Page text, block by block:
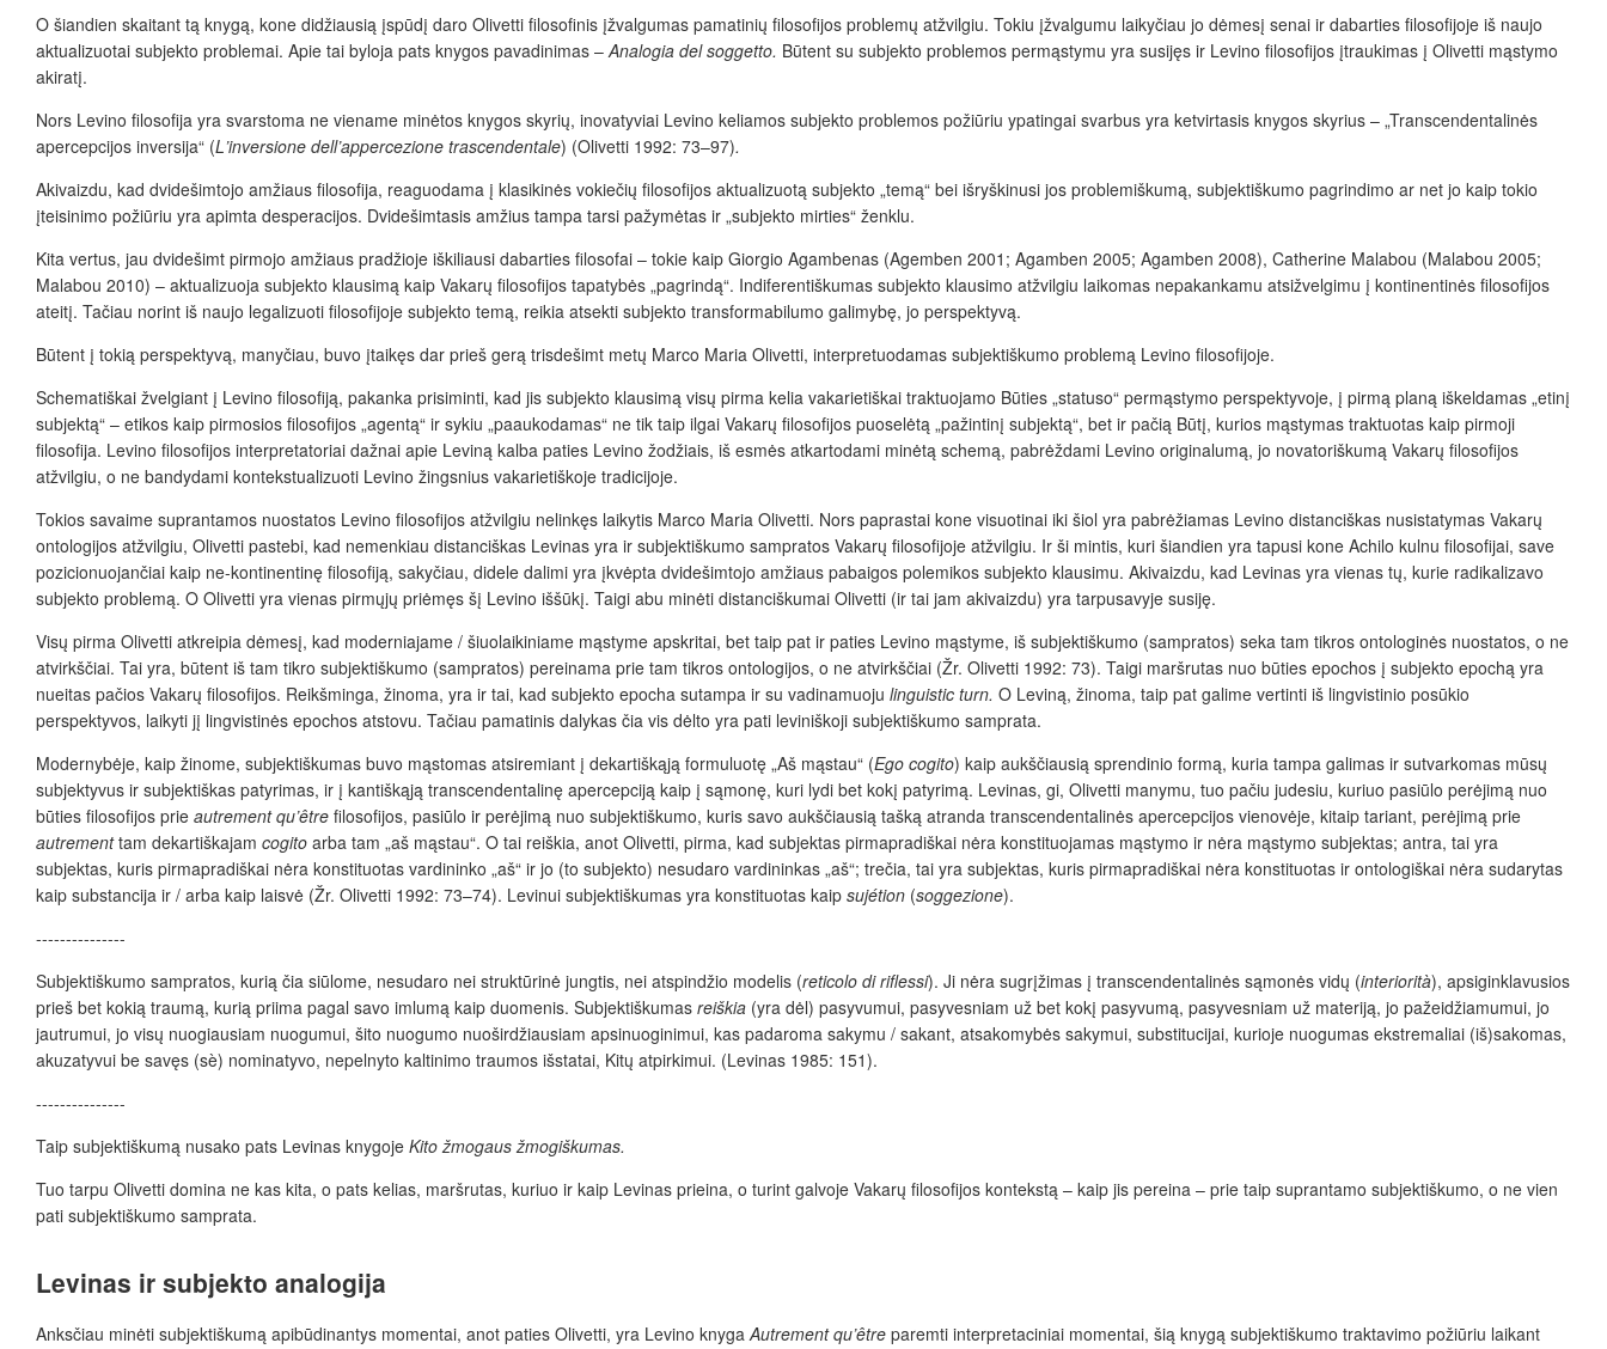
O šiandien skaitant tą knygą, kone didžiausią įspūdį daro Olivetti filosofinis įžvalgumas pamatinių filosofijos problemų atžvilgiu. Tokiu įžvalgumu laikyčiau jo dėmesį senai ir dabarties filosofijoje iš naujo
aktualizuotai subjekto problemai. Apie tai byloja pats knygos pavadinimas – Analogia del soggetto. Būtent su subjekto problemos permąstymu yra susijęs ir Levino filosofijos įtraukimas į Olivetti mąstymo
akiratį.
Nors Levino filosofija yra svarstoma ne viename minėtos knygos skyrių, inovatyviai Levino keliamos subjekto problemos požiūriu ypatingai svarbus yra ketvirtasis knygos skyrius – „Transcendentalinės
apercepcijos inversija“ (L’inversione dell’appercezione trascendentale) (Olivetti 1992: 73–97).
Akivaizdu, kad dvidešimtojo amžiaus filosofija, reaguodama į klasikinės vokiečių filosofijos aktualizuotą subjekto „temą“ bei išryškinusi jos problemiškumą, subjektiškumo pagrindimo ar net jo kaip tokio
įteisinimo požiūriu yra apimta desperacijos. Dvidešimtasis amžius tampa tarsi pažymėtas ir „subjekto mirties“ ženklu.
Kita vertus, jau dvidešimt pirmojo amžiaus pradžioje iškiliausi dabarties filosofai – tokie kaip Giorgio Agambenas (Agemben 2001; Agamben 2005; Agamben 2008), Catherine Malabou (Malabou 2005;
Malabou 2010) – aktualizuoja subjekto klausimą kaip Vakarų filosofijos tapatybės „pagrindą“. Indiferentiškumas subjekto klausimo atžvilgiu laikomas nepakankamu atsižvelgimu į kontinentinės filosofijos
ateitį. Tačiau norint iš naujo legalizuoti filosofijoje subjekto temą, reikia atsekti subjekto transformabilumo galimybę, jo perspektyvą.
Būtent į tokią perspektyvą, manyčiau, buvo įtaikęs dar prieš gerą trisdešimt metų Marco Maria Olivetti, interpretuodamas subjektiškumo problemą Levino filosofijoje.
Schematiškai žvelgiant į Levino filosofiją, pakanka prisiminti, kad jis subjekto klausimą visų pirma kelia vakarietiškai traktuojamo Būties „statuso“ permąstymo perspektyvoje, į pirmą planą iškeldamas „etinį
subjektą“ – etikos kaip pirmosios filosofijos „agentą“ ir sykiu „paaukodamas“ ne tik taip ilgai Vakarų filosofijos puoselėtą „pažintinį subjektą“, bet ir pačią Būtį, kurios mąstymas traktuotas kaip pirmoji
filosofija. Levino filosofijos interpretatoriai dažnai apie Leviną kalba paties Levino žodžiais, iš esmės atkartodami minėtą schemą, pabrėždami Levino originalumą, jo novatoriškumą Vakarų filosofijos
atžvilgiu, o ne bandydami kontekstualizuoti Levino žingsnius vakarietiškoje tradicijoje.
Tokios savaime suprantamos nuostatos Levino filosofijos atžvilgiu nelinkęs laikytis Marco Maria Olivetti. Nors paprastai kone visuotinai iki šiol yra pabrėžiamas Levino distanciškas nusistatymas Vakarų
ontologijos atžvilgiu, Olivetti pastebi, kad nemenkiau distanciškas Levinas yra ir subjektiškumo sampratos Vakarų filosofijoje atžvilgiu. Ir ši mintis, kuri šiandien yra tapusi kone Achilo kulnu filosofijai, save
pozicionuojančiai kaip ne-kontinentinę filosofiją, sakyčiau, didele dalimi yra įkvėpta dvidešimtojo amžiaus pabaigos polemikos subjekto klausimu. Akivaizdu, kad Levinas yra vienas tų, kurie radikalizavo
subjekto problemą. O Olivetti yra vienas pirmųjų priėmęs šį Levino iššūkį. Taigi abu minėti distanciškumai Olivetti (ir tai jam akivaizdu) yra tarpusavyje susiję.
Visų pirma Olivetti atkreipia dėmesį, kad moderniajame / šiuolaikiniame mąstyme apskritai, bet taip pat ir paties Levino mąstyme, iš subjektiškumo (sampratos) seka tam tikros ontologinės nuostatos, o ne
atvirkščiai. Tai yra, būtent iš tam tikro subjektiškumo (sampratos) pereinama prie tam tikros ontologijos, o ne atvirkščiai (Žr. Olivetti 1992: 73). Taigi maršrutas nuo būties epochos į subjekto epochą yra
nueitas pačios Vakarų filosofijos. Reikšminga, žinoma, yra ir tai, kad subjekto epocha sutampa ir su vadinamuoju linguistic turn. O Leviną, žinoma, taip pat galime vertinti iš lingvistinio posūkio
perspektyvos, laikyti jį lingvistinės epochos atstovu. Tačiau pamatinis dalykas čia vis dėlto yra pati leviniškoji subjektiškumo samprata.
Modernybėje, kaip žinome, subjektiškumas buvo mąstomas atsiremiant į dekartiškąją formuluotę „Aš mąstau“ (Ego cogito) kaip aukščiausią sprendinio formą, kuria tampa galimas ir sutvarkomas mūsų
subjektyvus ir subjektiškas patyrimas, ir į kantiškąją transcendentalinę apercepciją kaip į sąmonę, kuri lydi bet kokį patyrimą. Levinas, gi, Olivetti manymu, tuo pačiu judesiu, kuriuo pasiūlo perėjimą nuo
būties filosofijos prie autrement qu’être filosofijos, pasiūlo ir perėjimą nuo subjektiškumo, kuris savo aukščiausią tašką atranda transcendentalinės apercepcijos vienovėje, kitaip tariant, perėjimą prie
autrementtam dekartiškajam cogito arba tam „aš mąstau“. O tai reiškia, anot Olivetti, pirma, kad subjektas pirmapradiškai nėra konstituojamas mąstymo ir nėra mąstymo subjektas; antra, tai yra
subjektas, kuris pirmapradiškai nėra konstituotas vardininko „aš“ ir jo (to subjekto) nesudaro vardininkas „aš“; trečia, tai yra subjektas, kuris pirmapradiškai nėra konstituotas ir ontologiškai nėra sudarytas
kaip substancija ir / arba kaip laisvė (Žr. Olivetti 1992: 73–74). Levinui subjektiškumas yra konstituotas kaip sujétion (soggezione).
---------------
Subjektiškumo sampratos, kurią čia siūlome, nesudaro nei struktūrinė jungtis, nei atspindžio modelis (reticolo di riflessi). Ji nėra sugrįžimas į transcendentalinės sąmonės vidų (interiorità), apsiginklavusios
prieš bet kokią traumą, kurią priima pagal savo imlumą kaip duomenis. Sub­jektiškumas reiškia (yra dėl) pasyvumui, pasyvesniam už bet kokį pasyvumą, pasyvesniam už materiją, jo pažeidžiamumui, jo
jautrumui, jo visų nuogiausiam nuogumui, šito nuogumo nuoširdžiausiam apsinuoginimui, kas padaroma sakymu / sakant, atsakomybės sakymui, sub­stitucijai, kurioje nuogumas ekstremaliai (iš)sakomas,
akuzatyvui be savęs (sè) nominatyvo, nepelnyto kaltinimo traumos išstatai, Kitų atpirkimui. (Levinas 1985: 151).
---------------
Taip subjektiškumą nusako pats Levinas knygoje Kito žmogaus žmogiškumas.
Tuo tarpu Olivetti domina ne kas kita, o pats kelias, maršrutas, kuriuo ir kaip Levinas prieina, o turint galvoje Vakarų filosofijos kontekstą – kaip jis pereina – prie taip suprantamo subjektiškumo, o ne vien
pati subjektiškumo samprata.
Levinas ir subjekto analogija
Anksčiau minėti subjektiškumą apibūdinantys momentai, anot paties Olivetti, yra Levino knygaAutrement qu’être paremti interpretaciniai momentai, šią knygą subjektiškumo traktavimo požiūriu laikant